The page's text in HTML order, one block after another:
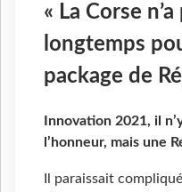
« La Corse
longtemps
package de
Innovation 2021, il
l’honneur, mais une
Il paraissait